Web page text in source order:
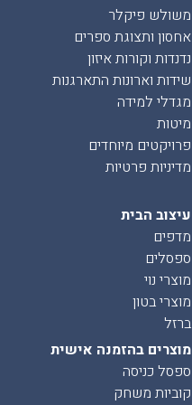
משולש פיקלר
אחסון ותצוגת ספרים
נדנדות וקורות איזון
שידות וארונות התארגנות
מגדלי למידה
מיטות
פרויקטים מיוחדים
מדיניות פרטיות
עיצוב הבית
מדפים
ספסלים
מוצרי נוי
מוצרי בטון
ברזל
מוצרים בהזמנה אישית
ספסל כניסה
קוביות משחק